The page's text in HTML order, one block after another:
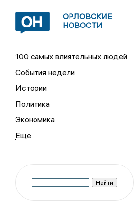
ОРЛОВСКИЕ
НОВОСТИ
100 самых влиятельных людей
События недели
Истории
Политика
Экономика